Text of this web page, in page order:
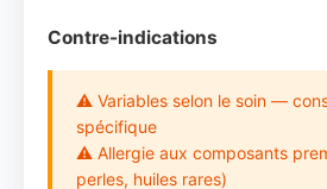
Contre-indications
⚠ Variables selon le soin —
spécifique
⚠ Allergie aux composants
perles, huiles rares)